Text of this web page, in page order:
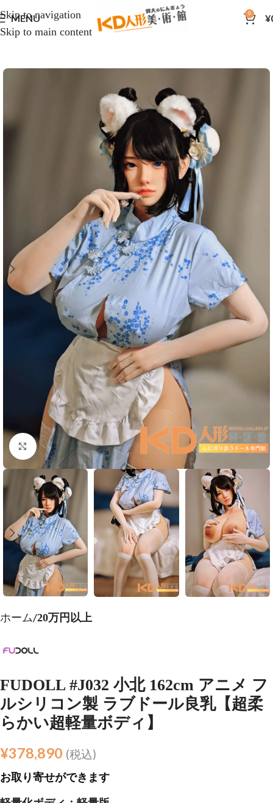
Skip to navigation
Skip to main content
MENU 0 ¥
Click to enlarge
ホーム 20万円以上
FUDOLL #J032 小北 162cm アニメ フ
ルシリコン製 ラブドール良乳【超柔
らかい超軽量ボディ】
¥378,890 (税込)
お取り寄せができます